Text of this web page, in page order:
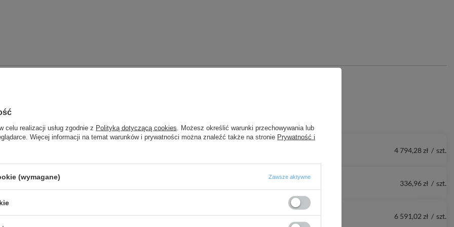
IPRO 4 794,28 zł / szt.
336,96 zł / szt.
IPRO 6 591,02 zł / szt.
celu realizacji usług zgodnie z Polityką dotyczącą cookies . Możesz określić warunki przechowywania lub
Więcej informacji na temat warunków i prywatności można znaleźć także na stronie Prywatność i
(wymagane) Zawsze aktywne